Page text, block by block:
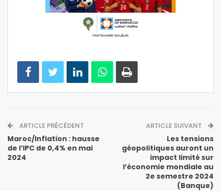
ARTICLE PRÉCÉDENT
Maroc/Inflation : hausse
de l’IPC de 0,4% en mai
2024
ARTICLE SUIVANT
Les tensions
géopolitiques auront un
impact limité sur
l’économie mondiale au
2e semestre 2024
(Banque)